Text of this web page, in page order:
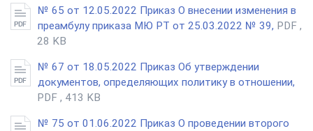
№ 65 от 12.05.2022 Приказ О внесении изменения в
преамбулу приказа МЮ РТ от 25.03.2022 № 39, PDF ,
28 KB
№ 67 от 18.05.2022 Приказ Об утверждении
документов, определяющих политику в отношении,
PDF , 413 KB
№ 75 от 01.06.2022 Приказ О проведении второго